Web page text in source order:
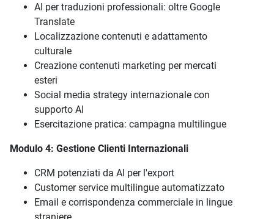
AI per traduzioni professionali: oltre Google
Translate
Localizzazione contenuti e adattamento
culturale
Creazione contenuti marketing per mercati
esteri
Social media strategy internazionale con
supporto AI
Esercitazione pratica: campagna multilingue
Modulo 4: Gestione Clienti Internazionali
CRM potenziati da AI per l'export
Customer service multilingue automatizzato
Email e corrispondenza commerciale in lingue